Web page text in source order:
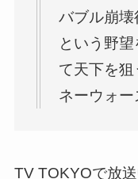
バブル崩壊
という野
て天下を
ネーウォー
TV TOKYOで放